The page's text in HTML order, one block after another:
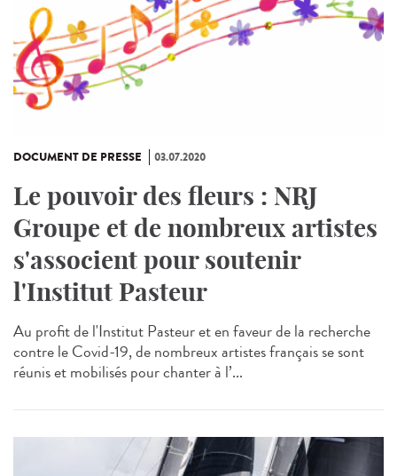
DOCUMENT DE PRESSE 03.07.2020
Le pouvoir des fleurs : NRJ
Groupe et de nombreux artistes
s'associent pour soutenir
l'Institut Pasteur
Au profit de l'Institut Pasteur et en faveur de la recherche
contre le Covid-19, de nombreux artistes français se sont
réunis et mobilisés pour chanter à l’...